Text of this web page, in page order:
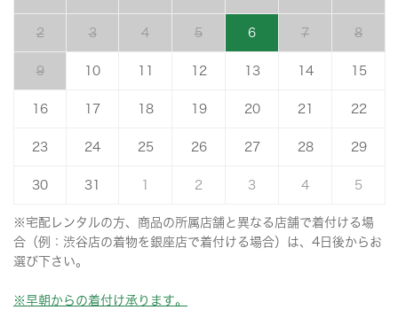
2 3 4 5 6 7 8
9 10 11 12 13 14 15
16 17 18 19 20 21 22
23 24 25 26 27 28 29
30 31 1 2 3 4 5
※宅配レンタルの方、商品の所属店舗と異なる店舗で着付ける場
合（例：渋谷店の着物を銀座店で着付ける場合）は、4日後からお
選び下さい。
※早朝からの着付け承ります。